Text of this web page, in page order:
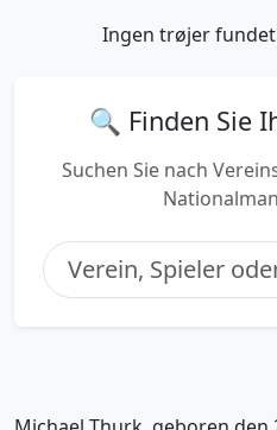
Ingen trøjer
🔍 Finden Sie
Suchen Sie nach